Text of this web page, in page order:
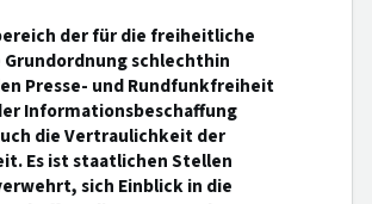
der für die freiheitliche
schlechthin
Presse- und Rundfunkfreiheit
Informationsbeschaffung
die Vertraulichkeit der
Es ist staatlichen Stellen
sich Einblick in die